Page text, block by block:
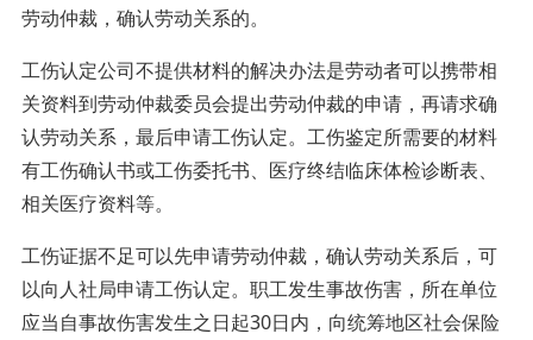
劳动仲裁，确认劳动关系的。
工伤认定公司不提供材料的解决办法是劳动者可以携带相
关资料到劳动仲裁委员会提出劳动仲裁的申请，再请求确
认劳动关系，最后申请工伤认定。工伤鉴定所需要的材料
有工伤确认书或工伤委托书、医疗终结临床体检诊断表、
相关医疗资料等。
工伤证据不足可以先申请劳动仲裁，确认劳动关系后，可
以向人社局申请工伤认定。职工发生事故伤害，所在单位
应当自事故伤害发生之日起30日内，向统筹地区社会保险